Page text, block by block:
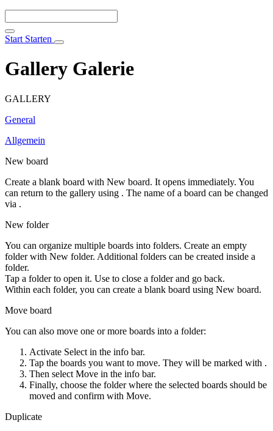
Start Starten
Gallery Galerie
GALLERY
General
Allgemein
New board
Create a blank board with New board. It opens immediately. You
can return to the gallery using . The name of a board can be changed
via .
New folder
You can organize multiple boards into folders. Create an empty
folder with New folder. Additional folders can be created inside a
folder.
Tap a folder to open it. Use to close a folder and go back.
Within each folder, you can create a blank board using New board.
Move board
You can also move one or more boards into a folder:
Activate Select in the info bar.
Tap the boards you want to move. They will be marked with .
Then select Move in the info bar.
Finally, choose the folder where the selected boards should be
moved and confirm with Move.
Duplicate